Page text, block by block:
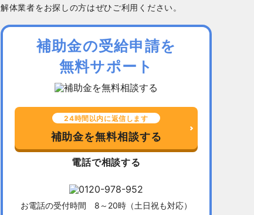
解体業者をお探しの方はぜひご利用ください。
補助金の受給申請を
無料サポート
24時間以内に返信します
補助金を無料相談する
電話で相談する
お電話の受付時間 8～20時（土日祝も対応）